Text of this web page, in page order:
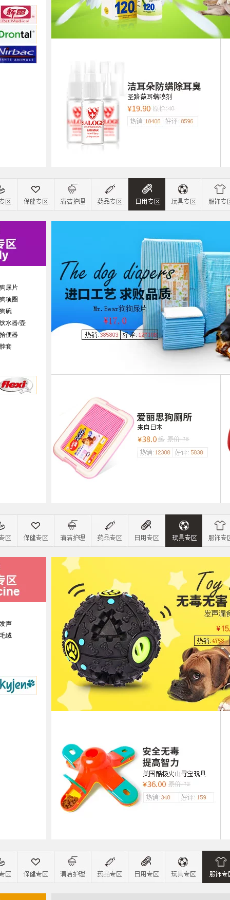
狗尿片
狗项圈
狗碗
脖套
拾便器
饮水器/壶
发声
毛绒